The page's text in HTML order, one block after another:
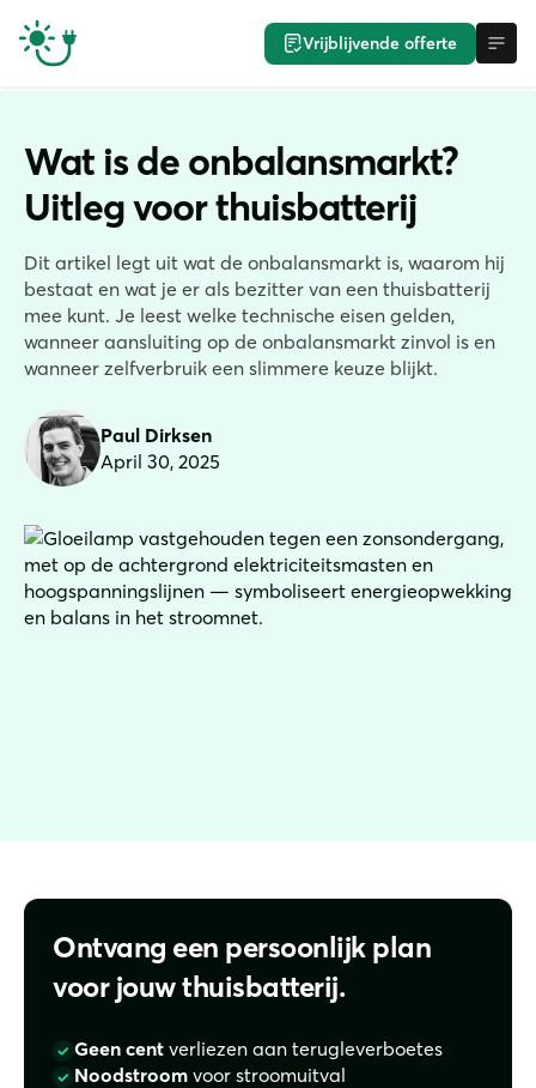
Vrijblijvende offerte
Wat is de onbalansmarkt?
Uitleg voor thuisbatterij
Dit artikel legt uit wat de onbalansmarkt is, waarom hij
bestaat en wat je er als bezitter van een thuisbatterij
mee kunt. Je leest welke technische eisen gelden,
wanneer aansluiting op de onbalansmarkt zinvol is en
wanneer zelfverbruik een slimmere keuze blijkt.
Paul Dirksen
April 30, 2025
Ontvang een persoonlijk plan
voor jouw thuisbatterij.
Geen cent verliezen aan terugleverboetes
Noodstroom voor stroomuitval